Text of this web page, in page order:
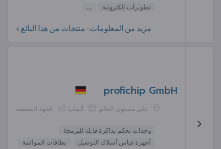
تطويرات إلكترونية
...
مزيد من المعلومات- منتجات من هذا البائع »
profichip GmbH
الجهة المصنعة ألمانيا على مستوى العالم
وحدات تحكم بذاكرة قابلة للبرمجة
أجهزة قياس أسلاك التوصيل
بطاقات الموائمة